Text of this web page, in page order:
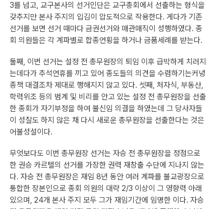
3를 넘고, 교구본사의 선거인단은 교구총회에서 선출하는 형식을
갖추지만 본사 주지의 입김이 압도적으로 작용한다. 게다가 기존
선거를 보면 선거 때마다 금권선거와 매관매직이 성행하였다. 종
회 의원들은 각 계파별로 합종연횡을 하거나 금품세례를 받는다.
둘째, 이번 선거는 설정 전 총무원장의 퇴임 이후 급박하게 치러지
는데다가 추석연휴를 끼고 있어 종도들의 의견을 수렴하기는커녕
종책 대결조차 제대로 행해지지 않고 있다. 셋째, 처자식, 부동산,
학력위조 등의 범계 및 비리를 안고 있는 설정 전 총무원장을 선출
한 종회가 자기부정을 하여 불신임 의결을 하였는데 그 당사자들
이 성찰도 하지 않은 채 다시 새로운 총무원장을 선출한다는 것은
어불성설이다.
무엇보다도 이번 총무원장 선거는 자승 전 총무원장을 정점으로
한 권승 카르텔의 선거를 가장한 권력 재창출 수단에 지나지 않는
다. 자승 전 총무원장은 재임 8년 동안 여러 계파를 불교광장으로
통합한 장본인으로 종회 의원의 대략 2/3 이상이 그 영향력 아래
있으며, 24개 본사 주지 모두 그가 재임기간에 임명한 이다. 자승